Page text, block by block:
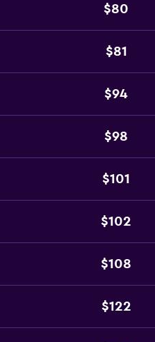
$80
$81
$94
$98
$101
$102
$108
$122